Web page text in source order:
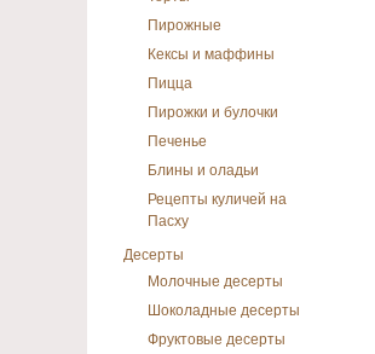
Пирожные
Кексы и маффины
Пицца
Пирожки и булочки
Печенье
Блины и оладьи
Рецепты куличей на
Пасху
Десерты
Молочные десерты
Шоколадные десерты
Фруктовые десерты